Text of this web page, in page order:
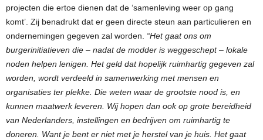
projecten die ertoe dienen dat de ‘samenleving weer op gang
komt’. Zij benadrukt dat er geen directe steun aan particulieren en
ondernemingen gegeven zal worden. “Het gaat ons om
burgerinitiatieven die – nadat de modder is weggeschept – lokale
noden helpen lenigen. Het geld dat hopelijk ruimhartig gegeven zal
worden, wordt verdeeld in samenwerking met mensen en
organisaties ter plekke. Die weten waar de grootste nood is, en
kunnen maatwerk leveren. Wij hopen dan ook op grote bereidheid
van Nederlanders, instellingen en bedrijven om ruimhartig te
doneren. Want je bent er niet met je herstel van je huis. Het gaat